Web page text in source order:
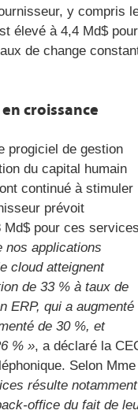
y compris
élevé à 4,4 Md$ pour
de change
croissance
progiciel de gestion
du capital humain
continué à stimuler
prévoit
Md$ pour ces
nos applications
cloud atteignent
de 33 % à taux de
ERP, qui a augmenté
de 30 %, et
% », a déclaré la
Selon Mme
résulte notamment
office du fait de